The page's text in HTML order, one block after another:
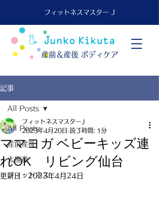
フィットネスマスター J
​産前＆産後 ボディケア
記事
All Posts
産前産後
太極拳
フィットネス
All Posts
ママヨガ ベビーキッズ連
れOK リビング仙台
フィットネスマスターJ
2023年4月20日 読了時間: 1分
更新日： 2023年4月24日